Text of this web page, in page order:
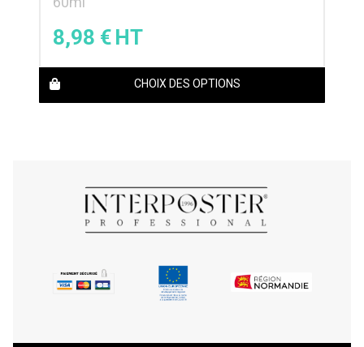
8,98 €
CHOIX DES OPTIONS